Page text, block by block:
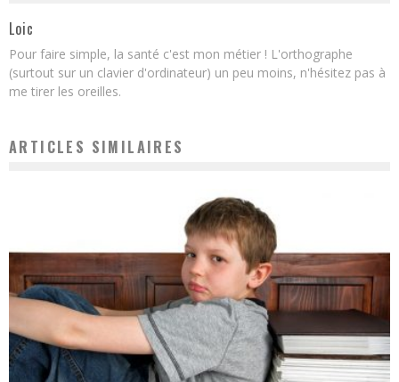
Loic
Pour faire simple, la santé c'est mon métier ! L'orthographe
(surtout sur un clavier d'ordinateur) un peu moins, n'hésitez pas à
me tirer les oreilles.
ARTICLES SIMILAIRES